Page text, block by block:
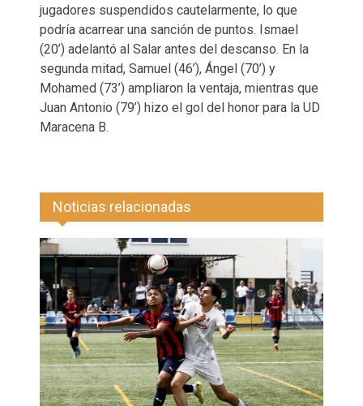
jugadores suspendidos cautelarmente, lo que
podría acarrear una sanción de puntos. Ismael
(20’) adelantó al Salar antes del descanso. En la
segunda mitad, Samuel (46’), Ángel (70’) y
Mohamed (73’) ampliaron la ventaja, mientras que
Juan Antonio (79’) hizo el gol del honor para la UD
Maracena B.
Noticias relacionadas